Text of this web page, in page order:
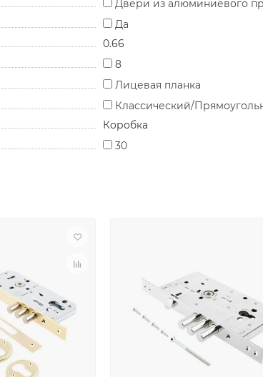
Двери из алюминиевого
Да
0.66
8
Лицевая планка
Классический/
Коробка
30